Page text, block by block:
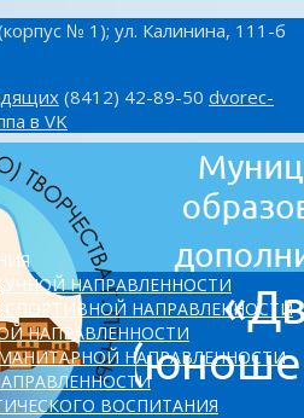
№ 1); ул. Калинина, 111-б
(8412) 42-89-50 dvorec-
в VK
НАПРАВЛЕННОСТИ
СПОРТИВНОЙ НАПРАВЛЕННОСТИ
НАПРАВЛЕННОСТИ
НАПРАВЛЕННОСТИ
ВОСПИТАНИЯ